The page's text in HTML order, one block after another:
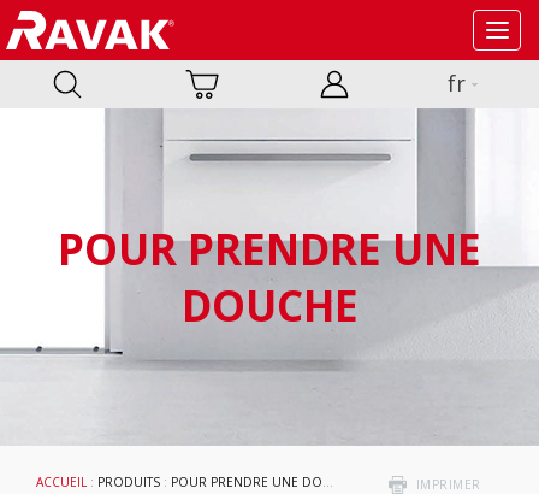
fr
POUR PRENDRE UNE
DOUCHE
IMPRIMER
ACCUEIL : PRODUITS : POUR PRENDRE UNE DOUCHE CABINES DE DOUCHE ET